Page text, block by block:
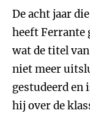
De acht jaar
heeft Ferrante
wat de titel
niet meer
gestudeerd en
hij over de